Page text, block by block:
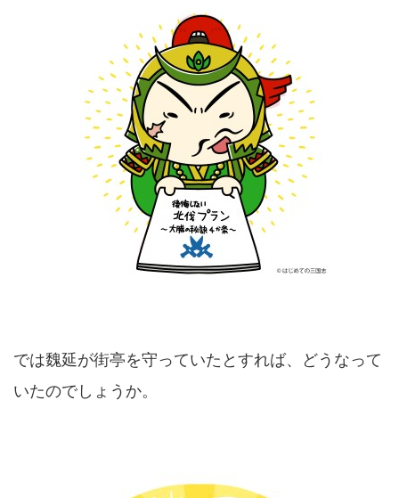
では魏延が街亭を守っていたとすれば、どうなって
いたのでしょうか。